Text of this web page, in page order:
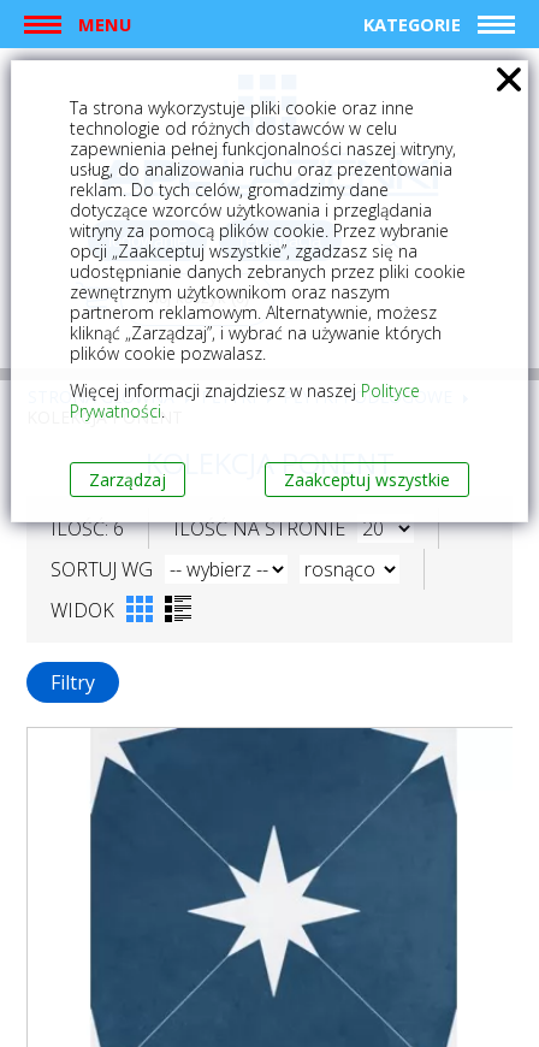
MENU KATEGORIE
logowanie rejestracja
Mój koszyk (0)
STRONA GŁÓWNA PŁYTKI
PŁYTKI PODŁOGOWE
KOLEKCJA PONENT
KOLEKCJA PONENT
ILOŚĆ: 6
ILOŚĆ NA STRONIE
SORTUJ WG
WIDOK
Filtry
Ta strona wykorzystuje pliki cookie oraz inne
technologie od różnych dostawców w celu
zapewnienia pełnej funkcjonalności naszej witryny,
usług, do analizowania ruchu oraz prezentowania
reklam. Do tych celów, gromadzimy dane
dotyczące wzorców użytkowania i przeglądania
witryny za pomocą plików cookie. Przez wybranie
opcji „Zaakceptuj wszystkie”, zgadzasz się na
udostępnianie danych zebranych przez pliki cookie
zewnętrznym użytkownikom oraz naszym
partnerom reklamowym. Alternatywnie, możesz
kliknąć „Zarządzaj”, i wybrać na używanie których
plików cookie pozwalasz.
Więcej informacji znajdziesz w naszej Polityce
Prywatności.
Zarządzaj Zaakceptuj wszystkie